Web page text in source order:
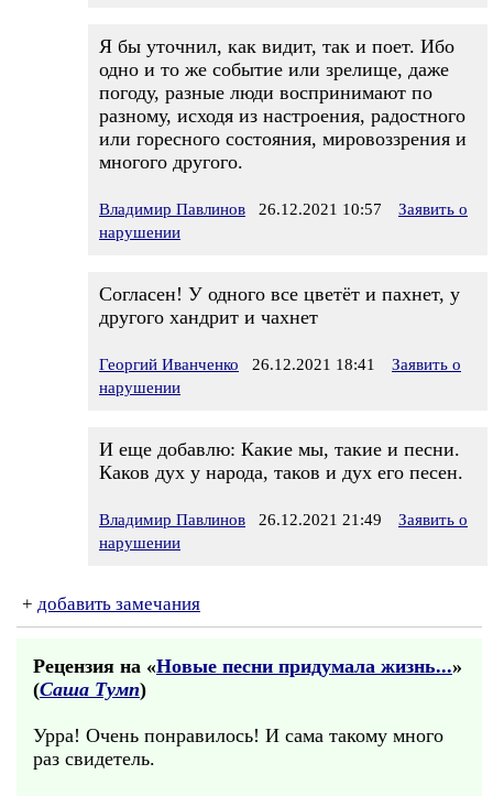
Я бы уточнил, как видит, так и поет. Ибо
одно и то же событие или зрелище, даже
погоду, разные люди воспринимают по
разному, исходя из настроения, радостного
или горесного состояния, мировоззрения и
многого другого.
Владимир Павлинов 26.12.2021 10:57
Заявить о
нарушении
Согласен! У одного все цветёт и пахнет, у
другого хандрит и чахнет
Георгий Иванченко 26.12.2021 18:41
Заявить о
нарушении
И еще добавлю: Какие мы, такие и песни.
Каков дух у народа, таков и дух его песен.
Владимир Павлинов 26.12.2021 21:49
Заявить о
нарушении
+ добавить замечания
Рецензия на «Новые песни придумала жизнь...»
(Саша Тумп)
Урра! Очень понравилось! И сама такому много
раз свидетель.